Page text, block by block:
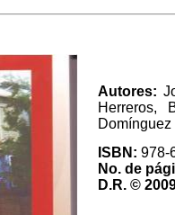
Autores:
Herreros,
ISBN: 978-
No. de
D.R. ©